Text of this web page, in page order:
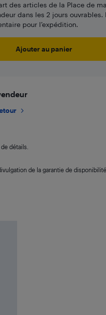
des articles de la Place de
dans les 2 jours ouvrables.
pour l’expédition.
Ajouter au panier
détails.
de la garantie de